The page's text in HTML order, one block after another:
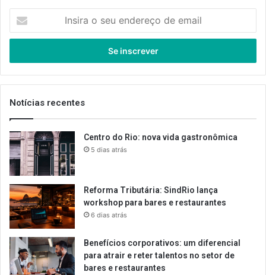
seu
de
email
Notícias recentes
Centro do Rio: nova vida gastronômica
5 dias atrás
Reforma Tributária: SindRio lança
workshop para bares e restaurantes
6 dias atrás
Benefícios corporativos: um diferencial
para atrair e reter talentos no setor de
bares e restaurantes